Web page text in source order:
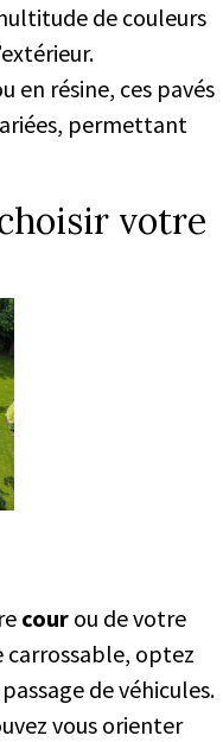
de couleurs
en résine, ces pavés
permettant
votre
cour ou de votre
carrossable, optez
de véhicules.
vous orienter